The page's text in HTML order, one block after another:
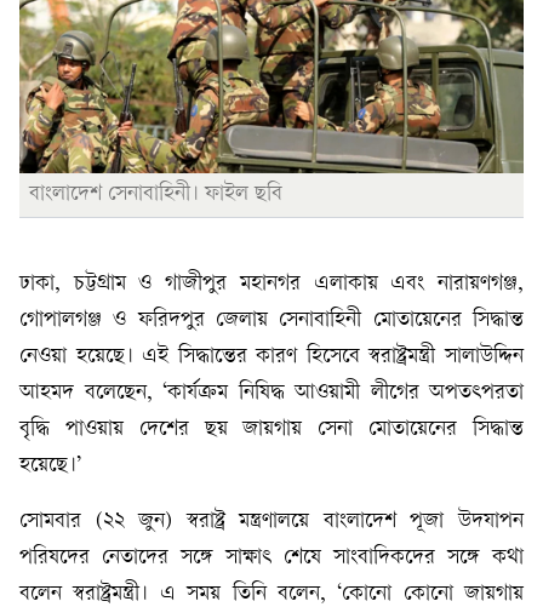
বাংলাদেশ সেনাবাহিনী। ফাইল ছবি
ঢাকা, চট্টগ্রাম ও গাজীপুর মহানগর এলাকায় এবং নারায়ণগঞ্জ,
গোপালগঞ্জ ও ফরিদপুর জেলায় সেনাবাহিনী মোতায়েনের সিদ্ধান্ত
নেওয়া হয়েছে। এই সিদ্ধান্তের কারণ হিসেবে স্বরাষ্ট্রমন্ত্রী সালাউদ্দিন
আহমদ বলেছেন, ‘কার্যক্রম নিষিদ্ধ আওয়ামী লীগের অপতৎপরতা
বৃদ্ধি পাওয়ায় দেশের ছয় জায়গায় সেনা মোতায়েনের সিদ্ধান্ত
হয়েছে।’
সোমবার (২২ জুন) স্বরাষ্ট্র মন্ত্রণালয়ে বাংলাদেশ পূজা উদযাপন
পরিষদের নেতাদের সঙ্গে সাক্ষাৎ শেষে সাংবাদিকদের সঙ্গে কথা
বলেন স্বরাষ্ট্রমন্ত্রী। এ সময় তিনি বলেন, ‘কোনো কোনো জায়গায়